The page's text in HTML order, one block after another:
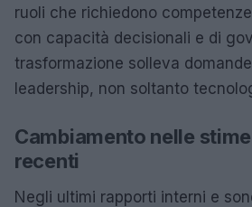
ruoli che richiedono
con capacità decisionali e di
trasformazione solleva
leadership, non soltanto
Cambiamento nelle
recenti
Negli ultimi rapporti interni e